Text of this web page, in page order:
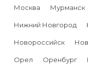
Москва Мурманск
Нижний Новгород
Новороссийск
Орел Оренбург